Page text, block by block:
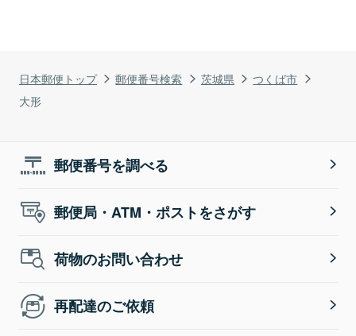
日本郵便トップ 郵便番号検索 茨城県
つくば市
大形
郵便番号を調べる
郵便局・ATM・ポストをさがす
荷物のお問い合わせ
再配達のご依頼